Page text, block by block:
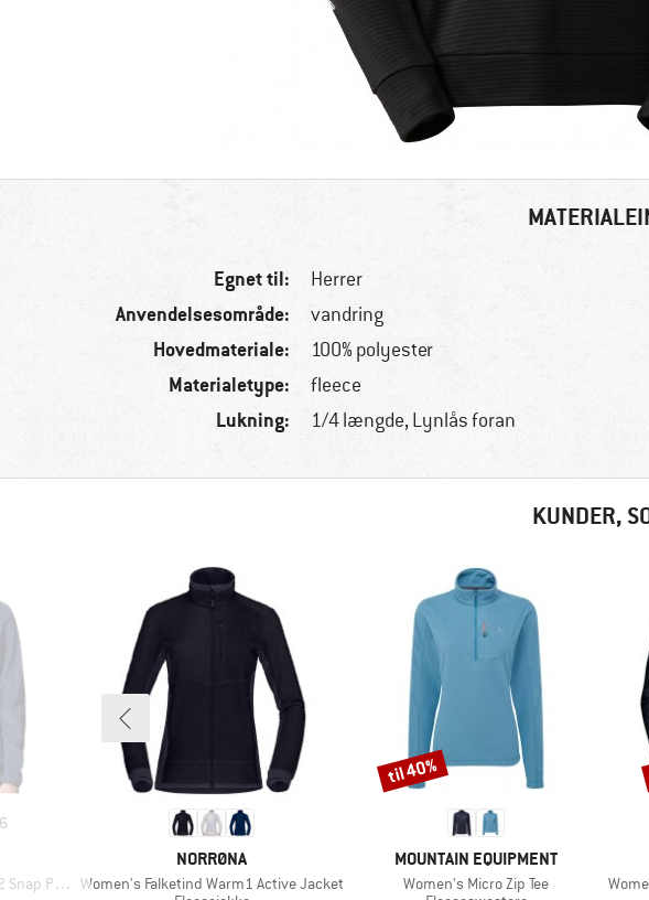
Egnet til: Herrer
Anvendelsesområde: vandring
Hovedmateriale: 100% polyester
Materialetype: fleece
Lukning: 1/4 længde, Lynlås foran
KUNDER,
6
Over II
MÆRKE
NORRØNA
Artikel
Women's Falketind Warm1 Active Jacket
MÆRKE
MOUNTAIN EQUIPMENT
Artikel
Women's Micro Zip Tee
Rabat
til 40%
Artikel